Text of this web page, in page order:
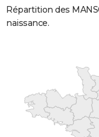
Répartition des
naissance.